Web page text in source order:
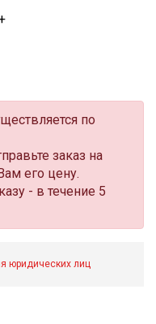
по
заказ на
его цену.
- в течение 5
юридических лиц